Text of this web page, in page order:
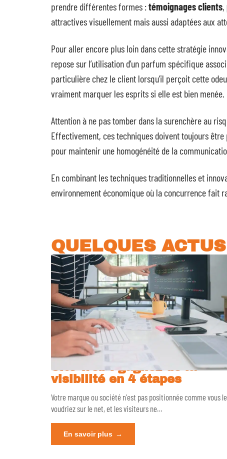
prendre différentes formes :témoignages clients,
attractives visuellement mais aussi adaptées aux
Pour aller encore plus loin dans cette stratégie
repose sur l’utilisation d’un parfum spécifique
particulière chez le client lorsqu’il perçoit cette
vraiment marquer les esprits si elle est bien menée.
Attention à ne pas tomber dans la surenchère au
Effectivement, ces techniques doivent toujours être
pour maintenir une homogénéité de la
En combinant les techniques traditionnelles et
environnement économique où la concurrence fait
QUELQUES ACTUS
Site web : gagnez de la
visibilité en 4 étapes
Votre marque ou société n'est pas positionnée comme vous le
voudriez sur le net, et les visiteurs ne…
En savoir plus